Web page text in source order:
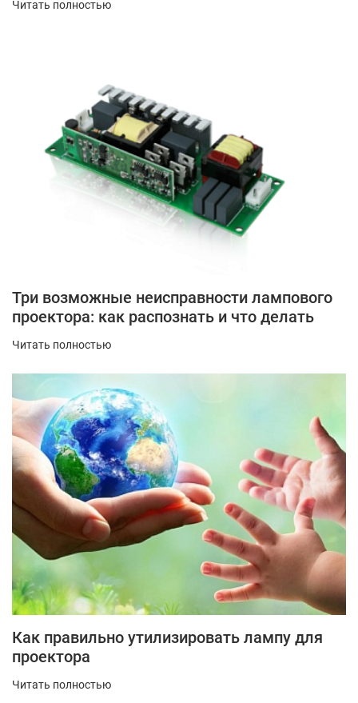
Читать полностью
Три возможные неисправности лампового
проектора: как распознать и что делать
Читать полностью
Как правильно утилизировать лампу для
проектора
Читать полностью